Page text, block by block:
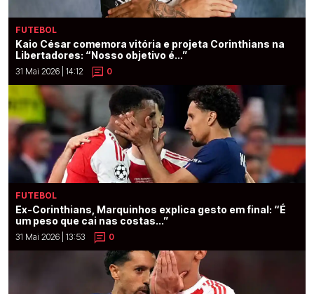
FUTEBOL
Kaio César comemora vitória e projeta Corinthians na
Libertadores: “Nosso objetivo é...”
31 Mai 2026 | 14:12 0
FUTEBOL
Ex-Corinthians, Marquinhos explica gesto em final: “É
um peso que cai nas costas...”
31 Mai 2026 | 13:53 0